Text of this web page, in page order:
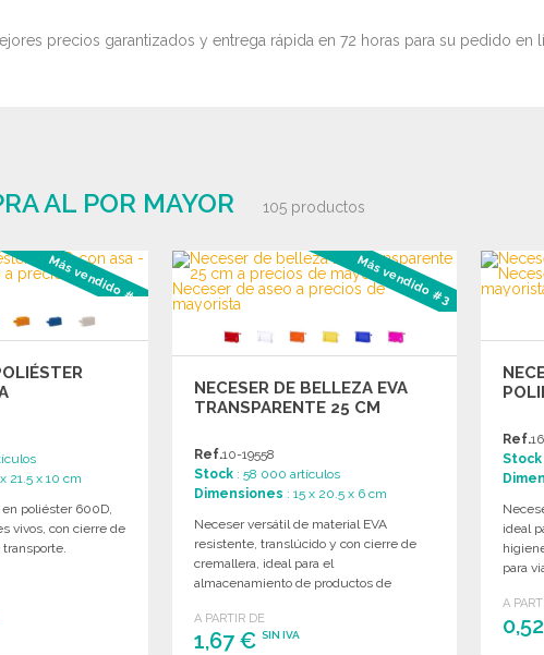
precios garantizados y entrega rápida en 72 horas para su pedido en
AL POR MAYOR 105 productos
Más vendido #2
x 21.5 x 10 cm
poliéster 600D,
vivos, con cierre de
Más vendido #3
NECESER DE BELLEZA EVA
TRANSPARENTE 25 CM
Ref.10-19558
Stock : 58 000 artículos
Dimensiones : 15 x 20.5 x 6 cm
Neceser versátil de material EVA
resistente, translúcido y con cierre de
cremallera, ideal para el
almacenamiento de productos de
A PARTIR DE
1,67 €SIN IVA
Ref.
Stock
ideal
para
A